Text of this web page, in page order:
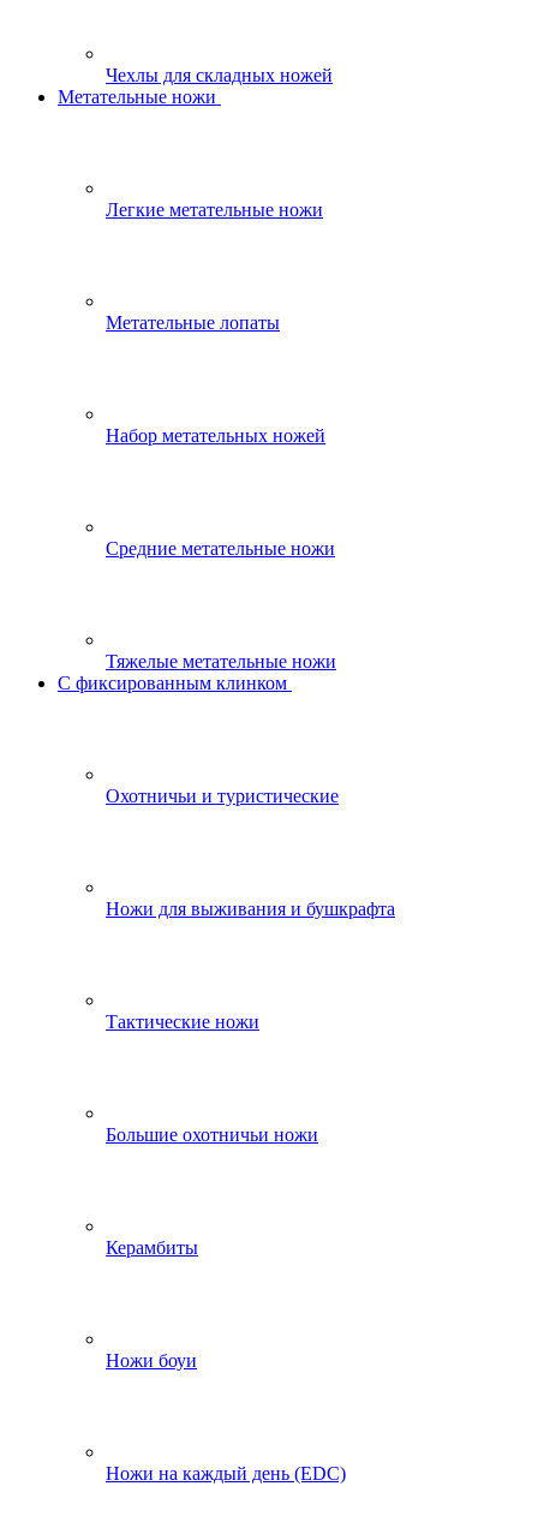
Чехлы для складных ножей
Метательные ножи
Легкие метательные ножи
Метательные лопаты
Набор метательных ножей
Средние метательные ножи
Тяжелые метательные ножи
С фиксированным клинком
Охотничьи и туристические
Ножи для выживания и бушкрафта
Тактические ножи
Большие охотничьи ножи
Керамбиты
Ножи боуи
Ножи на каждый день (EDC)